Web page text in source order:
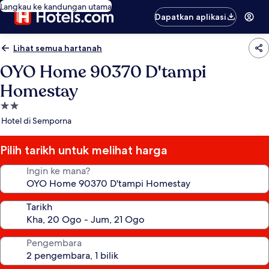
Langkau ke kandungan utama
Dapatkan aplikasi
Lihat semua hartanah
OYO Home 90370 D'tampi
Homestay
Hartanah
2.0
Hotel di Semporna
Pilih tarikh untuk melihat harga
Ingin ke mana?
Tarikh
Pengembara